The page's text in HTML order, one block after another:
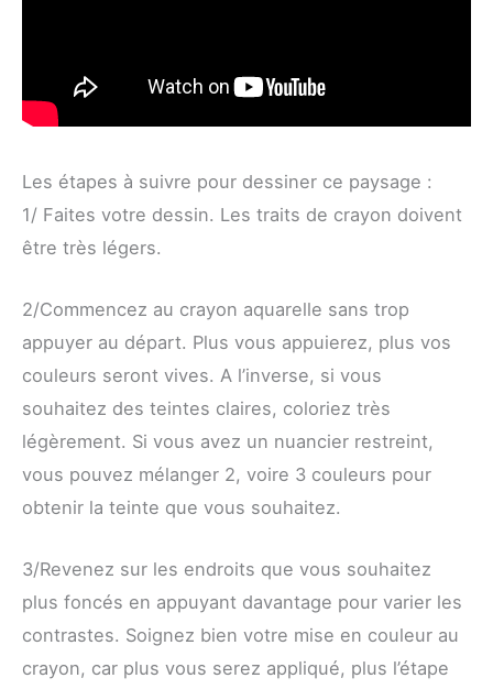
Les étapes à suivre pour dessiner ce paysage :
1/ Faites votre dessin. Les traits de crayon doivent
être très légers.
2/Commencez au crayon aquarelle sans trop
appuyer au départ. Plus vous appuierez, plus vos
couleurs seront vives. A l’inverse, si vous
souhaitez des teintes claires, coloriez très
légèrement. Si vous avez un nuancier restreint,
vous pouvez mélanger 2, voire 3 couleurs pour
obtenir la teinte que vous souhaitez.
3/Revenez sur les endroits que vous souhaitez
plus foncés en appuyant davantage pour varier les
contrastes. Soignez bien votre mise en couleur au
crayon, car plus vous serez appliqué, plus l’étape